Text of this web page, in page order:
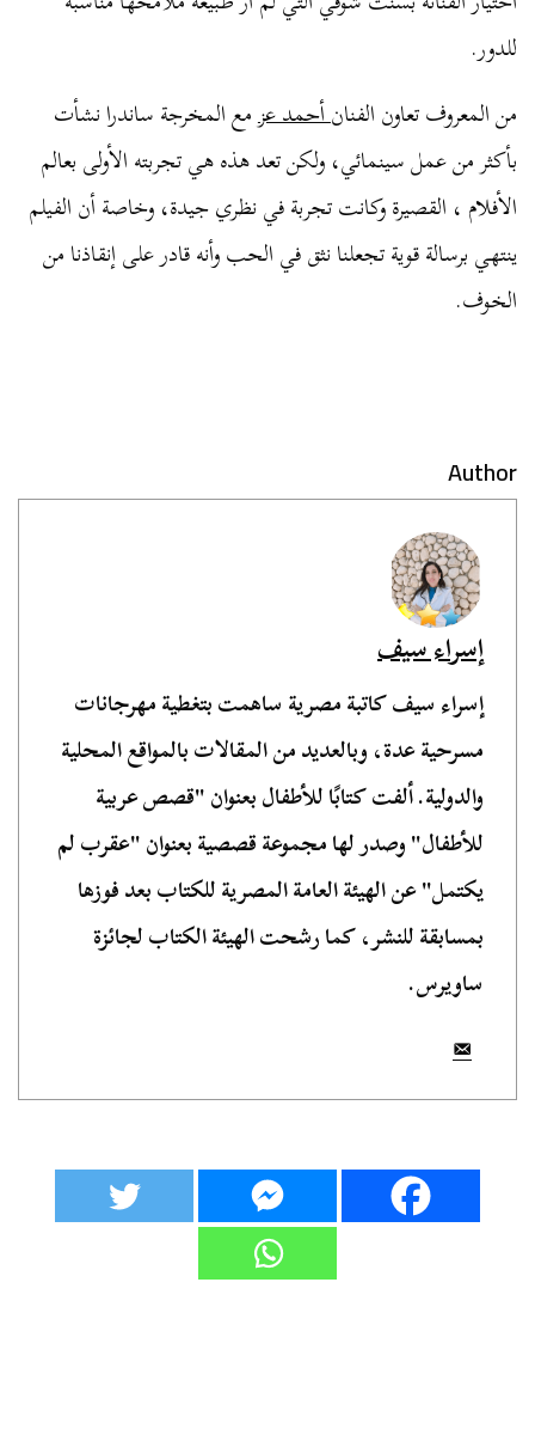
للدور.
من المعروف تعاون الفنانأحمد عزمع المخرجة ساندرا نشأت
بأكثر من عمل سينمائي، ولكن تعد هذه هي تجربته الأولى بعالم
الأفلام ، القصيرة وكانت تجربة في نظري جيدة، وخاصة أن الفيلم
ينتهي برسالة قوية تجعلنا نثق في الحب وأنه قادر على إنقاذنا من
الخوف.
Author
إسراء سيف
إسراء سيف كاتبة مصرية ساهمت بتغطية مهرجانات
مسرحية عدة، وبالعديد من المقالات بالمواقع المحلية
والدولية. ألفت كتابًا للأطفال بعنوان "قصص عربية
للأطفال" وصدر لها مجموعة قصصية بعنوان "عقرب لم
يكتمل" عن الهيئة العامة المصرية للكتاب بعد فوزها
بمسابقة للنشر، كما رشحت الهيئة الكتاب لجائزة
ساويرس.